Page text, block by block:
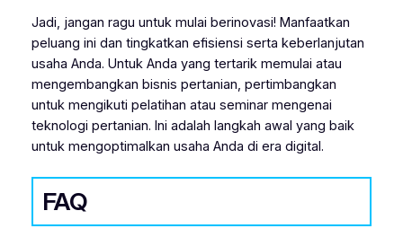
Jadi, jangan ragu untuk mulai berinovasi! Manfaatkan
peluang ini dan tingkatkan efisiensi serta keberlanjutan
usaha Anda. Untuk Anda yang tertarik memulai atau
mengembangkan bisnis pertanian, pertimbangkan
untuk mengikuti pelatihan atau seminar mengenai
teknologi pertanian. Ini adalah langkah awal yang baik
untuk mengoptimalkan usaha Anda di era digital.
FAQ